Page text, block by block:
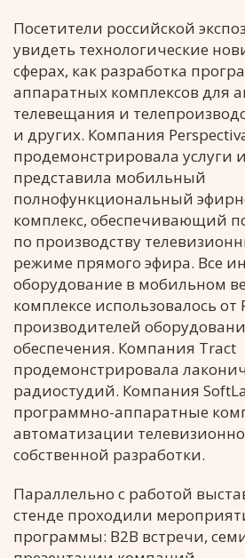
Посетители российской
увидеть технологические
сферах, как разработка
аппаратных комплексов для
телевещания и
и других. Компания
продемонстрировала услуги
представила мобильный
полнофункциональный
комплекс, обеспечивающий
по производству
режиме прямого эфира. Все
оборудование в мобильном
комплексе использовалось от
производителей
обеспечения. Компания Tract
продемонстрировала
радиостудий. Компания
программно-аппаратные
автоматизации
собственной разработки.
Параллельно с работой
стенде проходили
программы: B2B встречи,